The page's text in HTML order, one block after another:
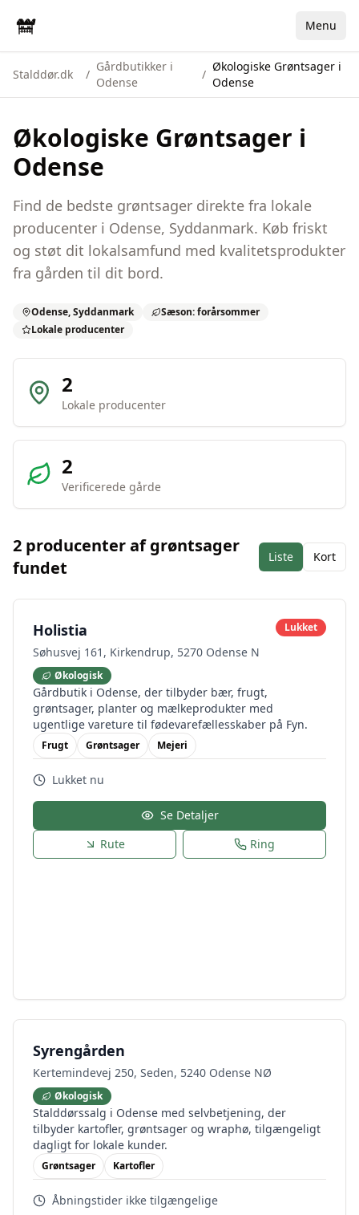
Menu
Stalddør.dk /
Gårdbutikker i
Odense
/
Økologiske Grøntsager i
Odense
Økologiske Grøntsager i
Odense
Find de bedste grøntsager direkte fra lokale
producenter i Odense, Syddanmark. Køb friskt
og støt dit lokalsamfund med kvalitetsprodukter
fra gården til dit bord.
Odense,Syddanmark
Sæson: forårsommer
Lokale producenter
2
Lokale producenter
2
Verificerede gårde
2 producenter afgrøntsager
fundet
Liste Kort
Holistia
Søhusvej 161, Kirkendrup, 5270 Odense N
Lukket
Økologisk
Gårdbutik i Odense, der tilbyder bær, frugt,
grøntsager, planter og mælkeprodukter med
ugentlige vareture til fødevarefællesskaber på Fyn.
Frugt Grøntsager Mejeri
Lukket nu
Se Detaljer
Rute
Ring
Syrengården
Kertemindevej 250, Seden, 5240 Odense NØ
Økologisk
Stalddørssalg i Odense med selvbetjening, der
tilbyder kartofler, grøntsager og wraphø, tilgængeligt
dagligt for lokale kunder.
Grøntsager Kartofler
Åbningstider ikke tilgængelige